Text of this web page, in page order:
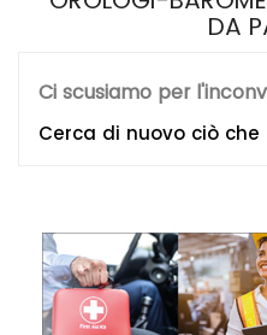
DA
Ci scusiamo per
Cerca di nuovo ciò